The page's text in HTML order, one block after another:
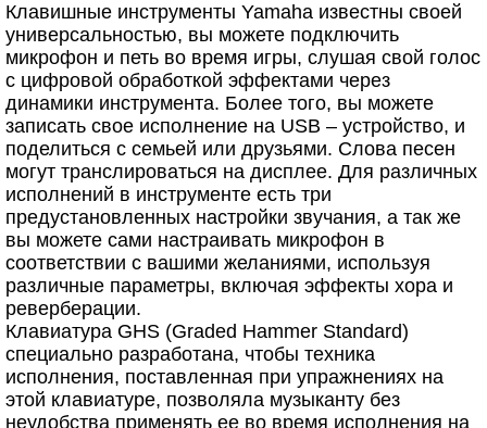
Клавишные инструменты Yamaha известны своей
универсальностью, вы можете подключить
микрофон и петь во время игры, слушая свой голос
с цифровой обработкой эффектами через
динамики инструмента. Более того, вы можете
записать свое исполнение на USB – устройство, и
поделиться с семьей или друзьями. Слова песен
могут транслироваться на дисплее. Для различных
исполнений в инструменте есть три
предустановленных настройки звучания, а так же
вы можете сами настраивать микрофон в
соответствии с вашими желаниями, используя
различные параметры, включая эффекты хора и
реверберации.
Клавиатура GHS (Graded Hammer Standard)
специально разработана, чтобы техника
исполнения, поставленная при упражнениях на
этой клавиатуре, позволяла музыканту без
неудобства применять ее во время исполнения на